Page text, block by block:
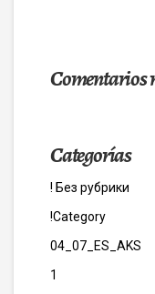
Comentarios
Categorías
! Без рубрики
!Category
04_07_ES_AKS
1